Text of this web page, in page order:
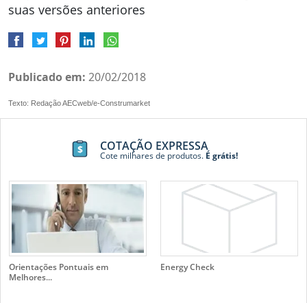
suas versões anteriores
Publicado em: 20/02/2018
Texto: Redação AECweb/e-Construmarket
COTAÇÃO EXPRESSA
Cote milhares de produtos.É grátis!
Orientações Pontuais em
Melhores...
Energy Check